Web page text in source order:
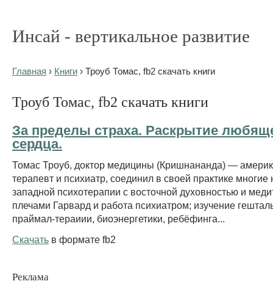
Инсай - вертикальное развитие
Главная › Книги › Троуб Томас, fb2 скачать книги
Троуб Томас, fb2 скачать книги
За пределы страха. Раскрытие
сердца.
Томас Троуб, доктор медицины (Кришнананда) —
терапевт и психиатр, соединил в своей практике
западной психотерапии с восточной духовностью и
плечами Гарвард и работа психиатром; изучение
праймал-тераиии, биоэнергетики, ребёфинга...
Скачать в формате fb2
Реклама